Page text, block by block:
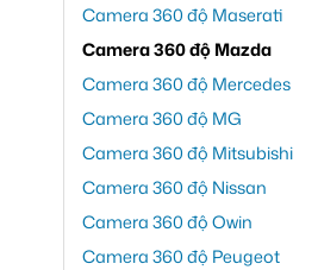
Camera 360 độ Maserati
Camera 360 độ Mazda
Camera 360 độ Mercedes
Camera 360 độ MG
Camera 360 độ Mitsubishi
Camera 360 độ Nissan
Camera 360 độ Owin
Camera 360 độ Peugeot